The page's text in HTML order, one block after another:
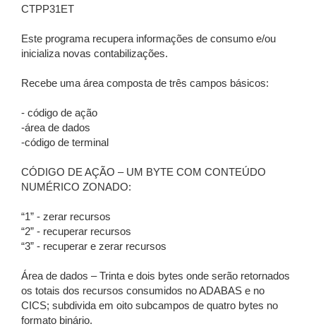
CTPP31ET
Este programa recupera informações de consumo e/ou
inicializa novas contabilizações.
Recebe uma área composta de três campos básicos:
- código de ação
-área de dados
-código de terminal
CÓDIGO DE AÇÃO – UM BYTE COM CONTEÚDO
NUMÉRICO ZONADO:
“1” - zerar recursos
“2” - recuperar recursos
“3” - recuperar e zerar recursos
Área de dados – Trinta e dois bytes onde serão retornados
os totais dos recursos consumidos no ADABAS e no
CICS; subdivida em oito subcampos de quatro bytes no
formato binário.